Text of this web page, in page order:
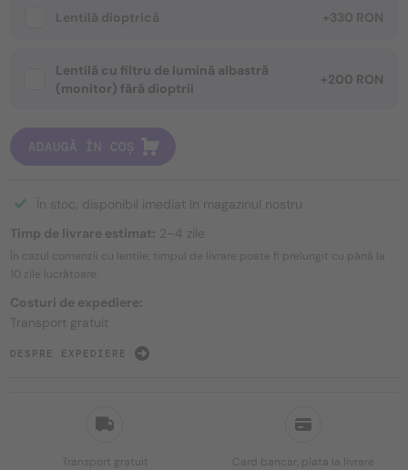
Transport gratuit Card bancar, plata la livrare
Lentilă dioptrică +330 RON
Lentilă cu filtru de lumină albastră
(monitor) fără dioptrii
+200 RON
ADAUGĂ ÎN COȘ
În stoc, disponibil imediat în magazinul nostru
Timp de livrare estimat: 2–4 zile
În cazul comenzii cu lentile, timpul de livrare poate fi prelungit cu până la
10 zile lucrătoare.
Costuri de expediere:
Transport gratuit
DESPRE EXPEDIERE